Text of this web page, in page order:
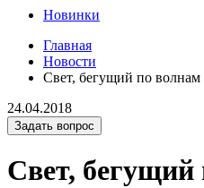
Новинки
Главная
Новости
Свет, бегущий по волнам
24.04.2018
Задать вопрос
Свет, бегущий